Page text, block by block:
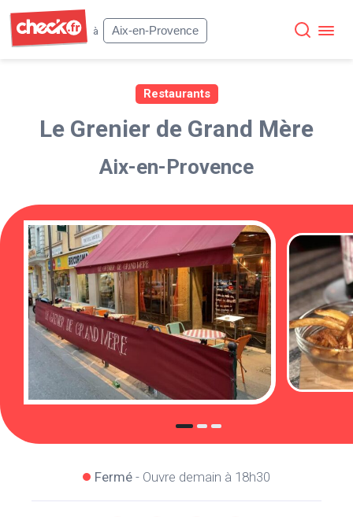
à
Aix-en-Provence
Restaurants
Le Grenier de Grand Mère
Aix-en-Provence
Fermé - Ouvre demain à 18h30